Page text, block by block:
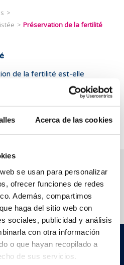
Acerca de las cookies
se usan para personalizar
ofrecer funciones de redes
Además, compartimos
haga del sitio web con
sociales, publicidad y análisis
con otra información
o que hayan recopilado a
de sus servicios.
Préservation de la fertilité
de la fertilité est-elle
peuvent-ils être congelés ?
peut-elle provoquer des
España